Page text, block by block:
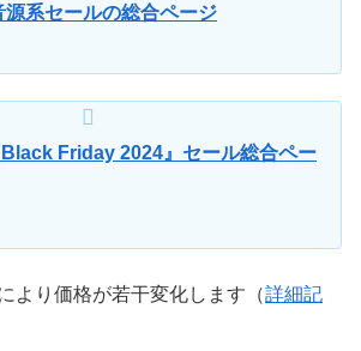
系セールの総合ページ
Black Friday 2024』 セール総合ペー
より価格が若干変化します（詳細記